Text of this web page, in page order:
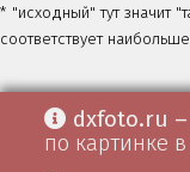
* "исходный" тут значит
соответствует
dxfoto.ru
по картинке